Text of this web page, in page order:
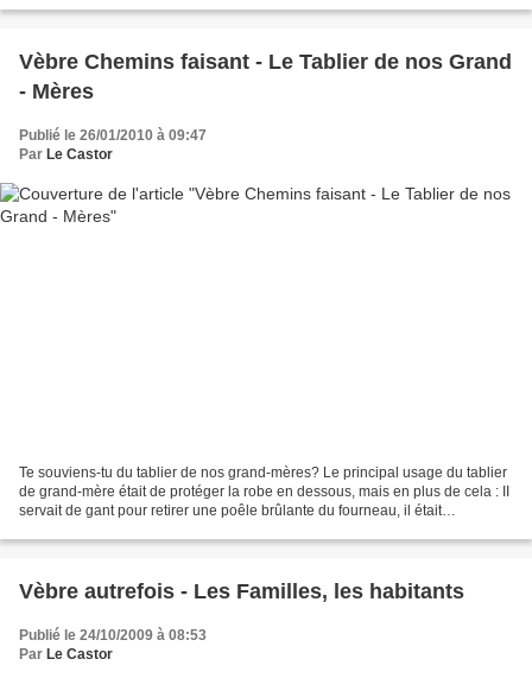
Vèbre Chemins faisant - Le Tablier de nos Grand
- Mères
Publié le 26/01/2010 à 09:47
Par Le Castor
Te souviens-tu du tablier de nos grand-mères? Le principal usage du tablier
de grand-mère était de protéger la robe en dessous, mais en plus de cela : II
servait de gant pour retirer une poêle brûlante du fourneau, il était
Vèbre autrefois - Les Familles, les habitants
Publié le 24/10/2009 à 08:53
Par Le Castor